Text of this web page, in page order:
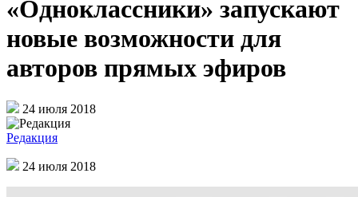
«Одноклассники» запускают
новые возможности для
авторов прямых эфиров
24 июля 2018
Редакция
24 июля 2018